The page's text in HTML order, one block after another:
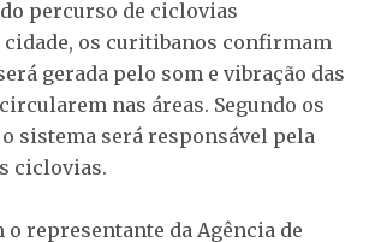
percurso de ciclovias
cidade, os curitibanos confirmam
gerada pelo som e vibração das
nas áreas. Segundo os
sistema será responsável pela
ciclovias.
o representante da Agência de